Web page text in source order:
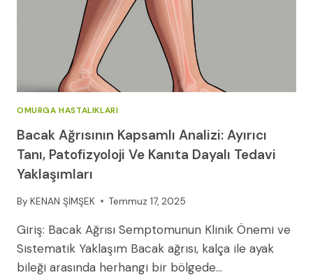
OMURGA HASTALIKLARI
Bacak Ağrısının Kapsamlı Analizi: Ayırıcı
Tanı, Patofizyoloji Ve Kanıta Dayalı Tedavi
Yaklaşımları
By KENAN ŞİMŞEK Temmuz 17, 2025
Giriş: Bacak Ağrısı Semptomunun Klinik Önemi ve
Sistematik Yaklaşım Bacak ağrısı, kalça ile ayak
bileği arasında herhangi bir bölgede…